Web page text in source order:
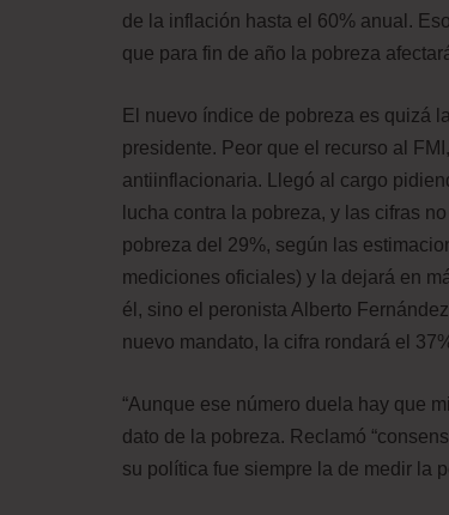
de la inflación hasta el 60% anual.
que para fin de año la pobreza
El nuevo índice de pobreza es quizá
presidente. Peor que el recurso al
antiinflacionaria. Llegó al cargo
lucha contra la pobreza, y las cifras
pobreza del 29%, según las
mediciones oficiales) y la dejará en
él, sino el peronista Alberto
nuevo mandato, la cifra rondará el
“Aunque ese número duela hay que
dato de la pobreza. Reclamó
su política fue siempre la de medir la